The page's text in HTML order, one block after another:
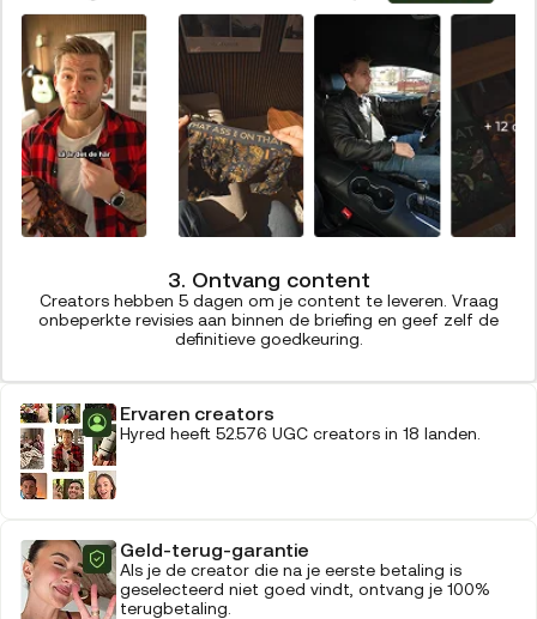
3. Ontvang content
Creators hebben 5 dagen om je content te leveren. Vraag
onbeperkte revisies aan binnen de briefing en geef zelf de
definitieve goedkeuring.
Ervaren creators
Hyred heeft 52.576 UGC creators in 18 landen.
Geld-terug-garantie
Als je de creator die na je eerste betaling is
geselecteerd niet goed vindt, ontvang je 100%
terugbetaling.